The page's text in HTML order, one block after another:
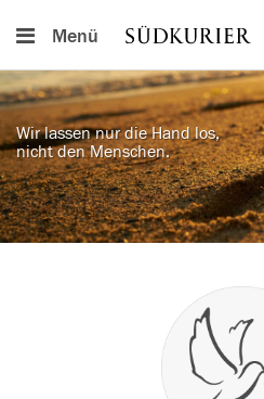
Menü
Wir lassen nur die Hand los,
nicht den Menschen.